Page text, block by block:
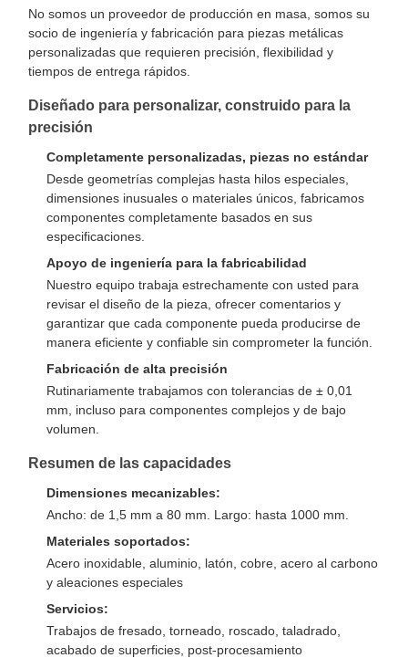
No somos un proveedor de producción en masa, somos su
socio de ingeniería y fabricación para piezas metálicas
personalizadas que requieren precisión, flexibilidad y
tiempos de entrega rápidos.
Diseñado para personalizar, construido para la
precisión
Completamente personalizadas, piezas no estándar
Desde geometrías complejas hasta hilos especiales,
dimensiones inusuales o materiales únicos, fabricamos
componentes completamente basados en sus
especificaciones.
Apoyo de ingeniería para la fabricabilidad
Nuestro equipo trabaja estrechamente con usted para
revisar el diseño de la pieza, ofrecer comentarios y
garantizar que cada componente pueda producirse de
manera eficiente y confiable sin comprometer la función.
Fabricación de alta precisión
Rutinariamente trabajamos con tolerancias de ± 0,01
mm, incluso para componentes complejos y de bajo
volumen.
Resumen de las capacidades
Dimensiones mecanizables:
Ancho: de 1,5 mm a 80 mm. Largo: hasta 1000 mm.
Materiales soportados:
Acero inoxidable, aluminio, latón, cobre, acero al carbono
y aleaciones especiales
Servicios:
Trabajos de fresado, torneado, roscado, taladrado,
acabado de superficies, post-procesamiento